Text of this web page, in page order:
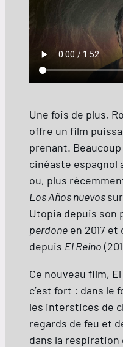
Une fois de plus,
offre un film
prenant.
cinéaste espagnol
ou, plus
Los Años nuevos
Utopia depuis son
perdone en 2017 et
depuis El Reino
Ce nouveau film,
c’est fort : dans le
les interstices de
regards de feu et
dans la respiration